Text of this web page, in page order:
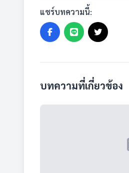
แชร์บทความนี้:
บทความที่เกี่ยวข้อง